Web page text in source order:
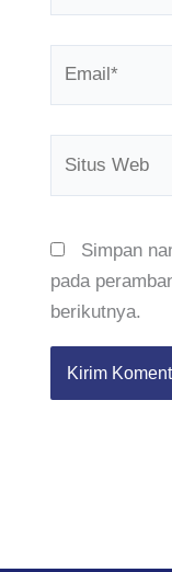
Simpan
pada
berikutnya.